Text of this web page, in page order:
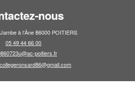
nous
à l’Âne 86000 POITIERS
05 49 44 66 00
poitiers.fr